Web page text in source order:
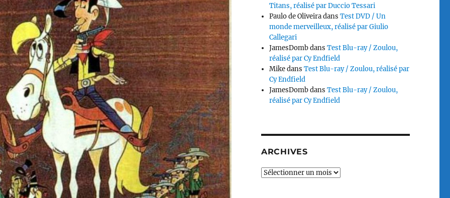
Titans, réalisé par Duccio Tessari
Paulo de OliveiradansTest DVD / Un
monde merveilleux, réalisé par Giulio
Callegari
JamesDombdansTest Blu-ray / Zoulou,
réalisé par Cy Endfield
MikedansTest Blu-ray / Zoulou, réalisé par
Cy Endfield
JamesDombdansTest Blu-ray / Zoulou,
réalisé par Cy Endfield
ARCHIVES
Archives